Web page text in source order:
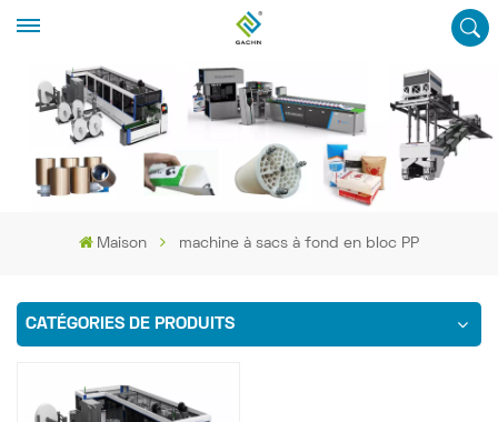
Maison machine à sacs à fond en bloc PP
CATÉGORIES DE PRODUITS